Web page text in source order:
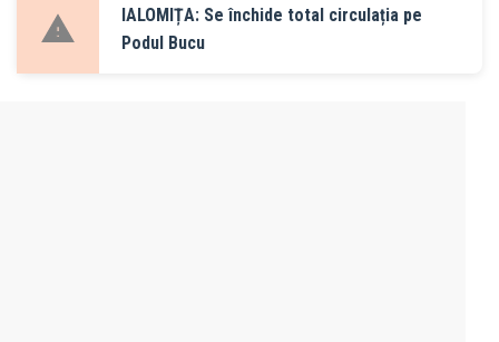
IALOMIȚA: Se închide total circulația pe
Podul Bucu